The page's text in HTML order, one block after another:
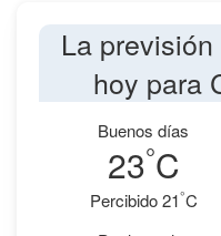
La
hoy para
Buenos días
23°C
Percibido 21°C